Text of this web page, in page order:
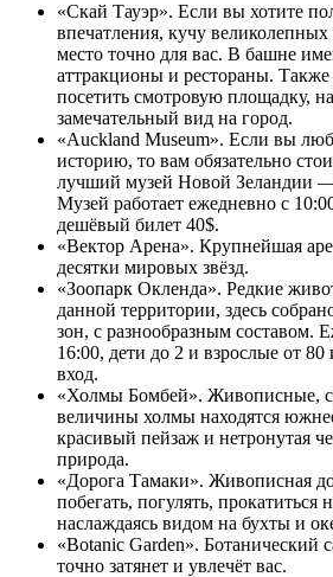
«Скай Тауэр». Если вы хотите
впечатления, кучу
место точно для вас. В башне
аттракционы и рестораны.
посетить смотровую площадку,
замечательный вид на город.
«Auckland Museum». Если вы
историю, то вам обязательно
лучший музей Новой Зеландии
Музей работает ежедневно с
дешёвый билет 40$.
«Вектор Арена». Крупнейшая
десятки мировых звёзд.
«Зоопарк Окленда». Редкие
данной территории, здесь
зон, с разнообразным составом.
16:00, дети до 2 и взрослые от
вход.
«Холмы Бомбей». Живописные,
величины холмы находятся
красивый пейзаж и нетронутая
природа.
«Дорога Тамаки». Живописная
побегать, погулять, прокатиться
наслаждаясь видом на бухты и
«Botanic Garden». Ботанический
точно затянет и увлечёт вас.